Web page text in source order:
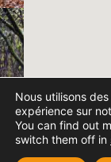
Nous utilisons
expérience sur
You can find out
switch them off in